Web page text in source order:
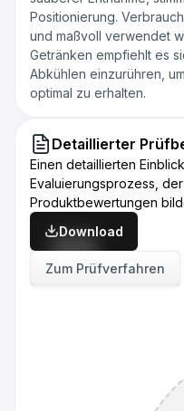
Positionierung.
und maßvoll verwendet
Getränken empfiehlt es
Abkühlen einzurühren,
optimal zu erhalten.
Detaillierter
Einen detaillierten
Evaluierungsprozess,
Produktbewertungen
Download
Zum Prüfverfahren